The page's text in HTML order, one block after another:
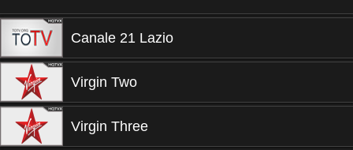
Canale 21 Lazio
Virgin Two
Virgin Three